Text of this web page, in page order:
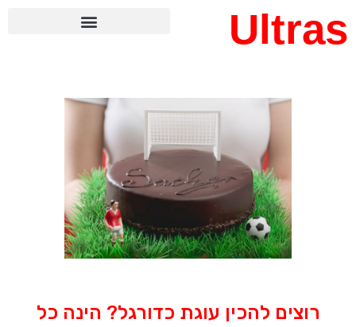
Ultras
רוצים להכין עוגת כדורגל? הינה כל